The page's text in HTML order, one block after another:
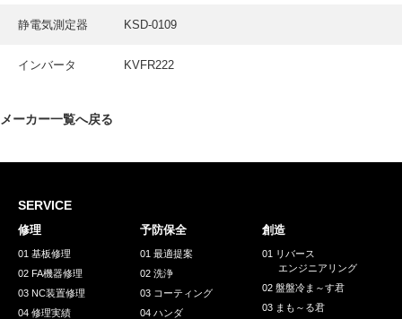
INTERVIEW
お客様インタビュー
RECRUIT
GREEN CHALLENGE
環境への取り組み
お問い合わせ 発送先
静電気測定器 KSD-0109
インバータ KVFR222
メーカー一覧へ戻る
SERVICE
修理
01 基板修理
02 FA機器修理
03 NC装置修理
04 修理実績
予防保全
01 最適提案
02 洗浄
03 コーティング
04 ハンダ
創造
01 リバース
エンジニアリング
02 盤盤冷ま～す君
03 まも～る君